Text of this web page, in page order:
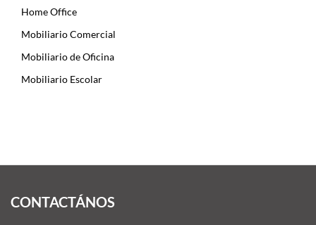
Home Office
Mobiliario Comercial
Mobiliario de Oficina
Mobiliario Escolar
CONTACTÁNOS